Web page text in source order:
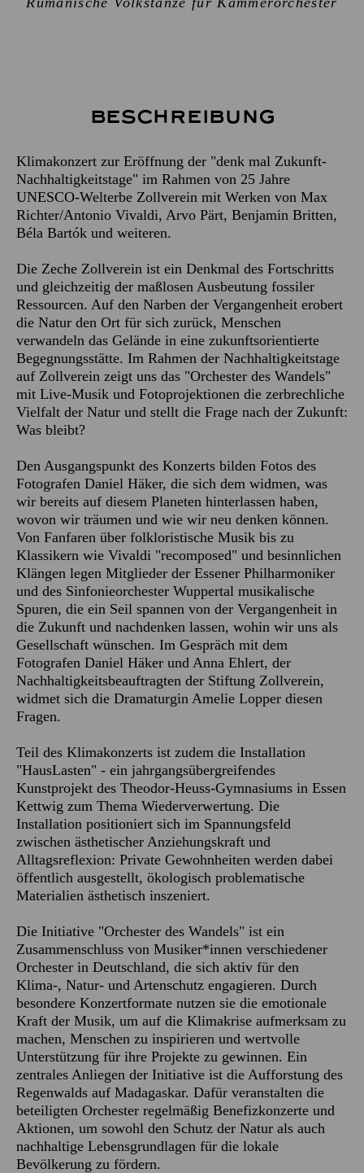
Beschreibung
Klimakonzert zur Eröffnung der "denk mal Zukunft-
Nachhaltigkeitstage" im Rahmen von 25 Jahre
UNESCO-Welterbe Zollverein mit Werken von Max
Richter/Antonio Vivaldi, Arvo Pärt, Benjamin Britten,
Béla Bartók und weiteren.
Die Zeche Zollverein ist ein Denkmal des Fortschritts
und gleichzeitig der maßlosen Ausbeutung fossiler
Ressourcen. Auf den Narben der Vergangenheit erobert
die Natur den Ort für sich zurück, Menschen
verwandeln das Gelände in eine zukunftsorientierte
Begegnungsstätte. Im Rahmen der Nachhaltigkeitstage
auf Zollverein zeigt uns das "Orchester des Wandels"
mit Live-Musik und Fotoprojektionen die zerbrechliche
Vielfalt der Natur und stellt die Frage nach der Zukunft:
Was bleibt?
Den Ausgangspunkt des Konzerts bilden Fotos des
Fotografen Daniel Häker, die sich dem widmen, was
wir bereits auf diesem Planeten hinterlassen haben,
wovon wir träumen und wie wir neu denken können.
Von Fanfaren über folkloristische Musik bis zu
Klassikern wie Vivaldi "recomposed" und besinnlichen
Klängen legen Mitglieder der Essener Philharmoniker
und des Sinfonieorchester Wuppertal musikalische
Spuren, die ein Seil spannen von der Vergangenheit in
die Zukunft und nachdenken lassen, wohin wir uns als
Gesellschaft wünschen. Im Gespräch mit dem
Fotografen Daniel Häker und Anna Ehlert, der
Nachhaltigkeitsbeauftragten der Stiftung Zollverein,
widmet sich die Dramaturgin Amelie Lopper diesen
Fragen.
Teil des Klimakonzerts ist zudem die Installation
"HausLasten" - ein jahrgangsübergreifendes
Kunstprojekt des Theodor-Heuss-Gymnasiums in Essen
Kettwig zum Thema Wiederverwertung. Die
Installation positioniert sich im Spannungsfeld
zwischen ästhetischer Anziehungskraft und
Alltagsreflexion: Private Gewohnheiten werden dabei
öffentlich ausgestellt, ökologisch problematische
Materialien ästhetisch inszeniert.
Die Initiative "Orchester des Wandels" ist ein
Zusammenschluss von Musiker*innen verschiedener
Orchester in Deutschland, die sich aktiv für den
Klima-, Natur- und Artenschutz engagieren. Durch
besondere Konzertformate nutzen sie die emotionale
Kraft der Musik, um auf die Klimakrise aufmerksam zu
machen, Menschen zu inspirieren und wertvolle
Unterstützung für ihre Projekte zu gewinnen. Ein
zentrales Anliegen der Initiative ist die Aufforstung des
Regenwalds auf Madagaskar. Dafür veranstalten die
beteiligten Orchester regelmäßig Benefizkonzerte und
Aktionen, um sowohl den Schutz der Natur als auch
nachhaltige Lebensgrundlagen für die lokale
Bevölkerung zu fördern.